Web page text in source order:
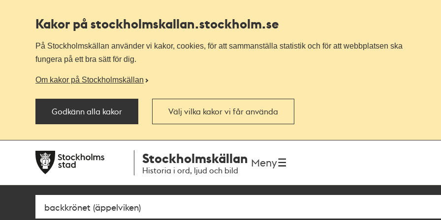
Kakor på stockholmskallan.stockholm.se
På Stockholmskällan använder vi kakor, cookies, för att sammanställa statistik och för att webbplatsen ska
fungera på ett bra sätt för dig.
Om kakor på Stockholmskällan
Godkänn alla kakor Välj vilka kakor vi får använda
navigationen
huvudinnehållet
Stockholmskällan
Historia i ord, ljud och bild
Meny
Sök